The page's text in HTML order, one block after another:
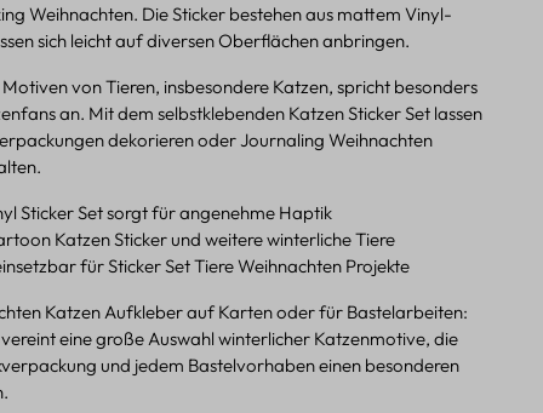
Weihnachten. Die Sticker bestehen aus mattem Vinyl-
sich leicht auf diversen Oberflächen anbringen.
von Tieren, insbesondere Katzen, spricht besonders
an. Mit dem selbstklebenden Katzen Sticker Set lassen
dekorieren oder Journaling Weihnachten
Sticker Set sorgt für angenehme Haptik
Katzen Sticker und weitere winterliche Tiere
für Sticker Set Tiere Weihnachten Projekte
Katzen Aufkleber auf Karten oder für Bastelarbeiten:
vereint eine große Auswahl winterlicher Katzenmotive, die
und jedem Bastelvorhaben einen besonderen